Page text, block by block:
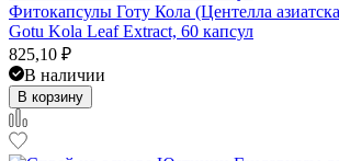
Фитокапсулы Готу Кола (Центелла
Gotu Kola Leaf Extract, 60 капсул
825,10 ₽
В наличии
В корзину